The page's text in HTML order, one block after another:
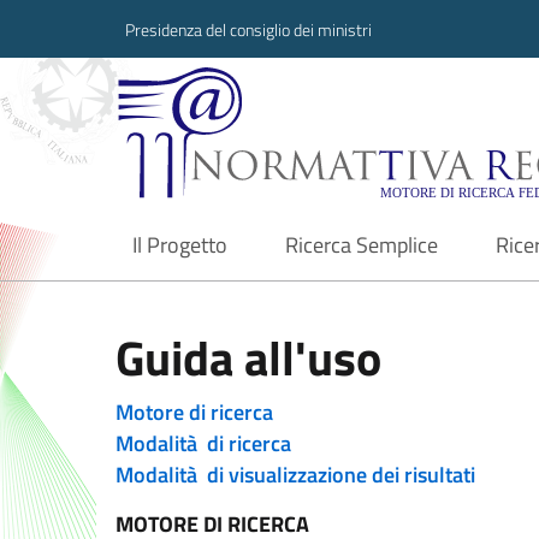
Presidenza del consiglio dei ministri
Normattiva
Il Progetto
current Ricerca Semplice
Guida all'uso
Motore di ricerca
Modalità di ricerca
Modalità di visualizzazione dei risultati
MOTORE DI RICERCA